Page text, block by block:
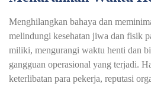
Menghilangkan bahaya dan
melindungi kesehatan jiwa dan fisik
miliki, mengurangi waktu henti dan
gangguan operasional yang terjadi.
keterlibatan para pekerja, reputasi